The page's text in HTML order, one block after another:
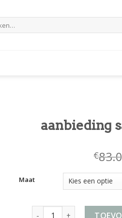
aanbieding
€
Maat
aanbieding samsonite